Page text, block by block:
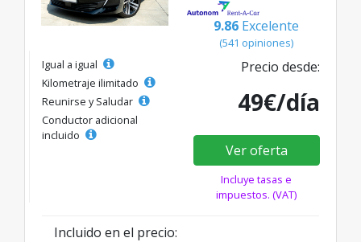
9.86 Excelente
(541 opiniones)
Igual a igual
Kilometraje ilimitado
Reunirse y Saludar
Conductor adicional
incluido
Precio desde:
49€/día
Ver oferta
Incluye tasas e
impuestos. (VAT)
Incluido en el precio: